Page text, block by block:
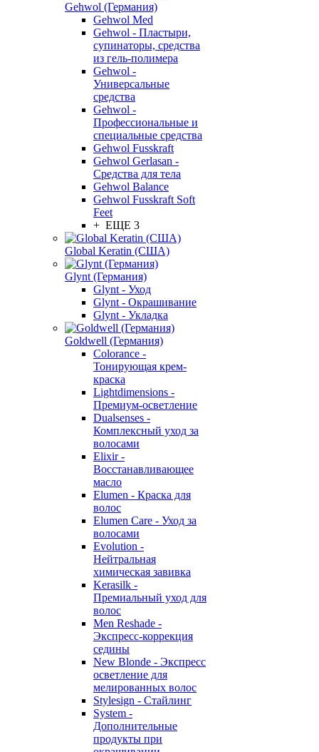
Gehwol (Германия)
Gehwol Med
Gehwol - Пластыри,
супинаторы, средства
из гель-полимера
Gehwol -
Универсальные
средства
Gehwol -
Профессиональные и
специальные средства
Gehwol Fusskraft
Gehwol Gerlasan -
Средства для тела
Gehwol Balance
Gehwol Fusskraft Soft
Feet
+ ЕЩЕ 3
Global Keratin (США)
Glynt (Германия)
Glynt - Уход
Glynt - Окрашивание
Glynt - Укладка
Goldwell (Германия)
Colorance -
Тонирующая крем-
краска
Lightdimensions -
Премиум-осветление
Dualsenses -
Комплексный уход за
волосами
Elixir -
Восстанавливающее
масло
Elumen - Краска для
волос
Elumen Care - Уход за
волосами
Evolution -
Нейтральная
химическая завивка
Kerasilk -
Премиальный уход для
волос
Men Reshade -
Экспресс-коррекция
седины
New Blonde - Экспресс
осветление для
мелированных волос
Stylesign - Стайлинг
System -
Дополнительные
продукты при